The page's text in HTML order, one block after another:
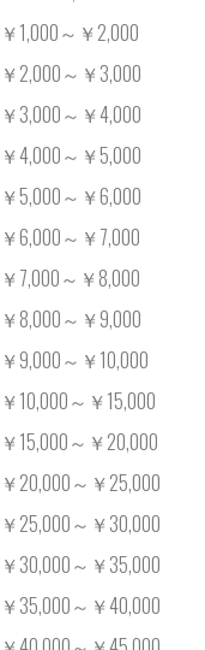
￥1,000～￥2,000
￥2,000～￥3,000
￥3,000～￥4,000
￥4,000～￥5,000
￥5,000～￥6,000
￥6,000～￥7,000
￥7,000～￥8,000
￥8,000～￥9,000
￥9,000～￥10,000
￥10,000～￥15,000
￥15,000～￥20,000
￥20,000～￥25,000
￥25,000～￥30,000
￥30,000～￥35,000
￥35,000～￥40,000